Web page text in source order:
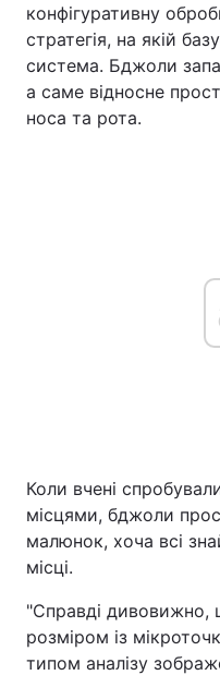
конфігуративну
стратегія, на якій
система. Бджоли
а саме відносне
носа та рота.
Коли вчені
місцями, бджоли
малюнок, хоча всі
місці.
"Справді
розміром із
типом аналізу